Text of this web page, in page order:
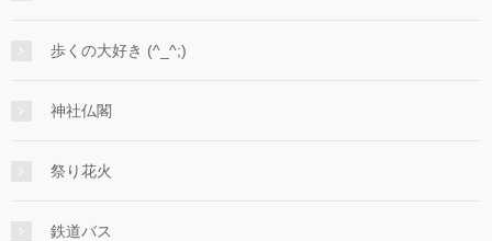
歩くの大好き (^_^;)
神社仏閣
祭り花火
鉄道バス